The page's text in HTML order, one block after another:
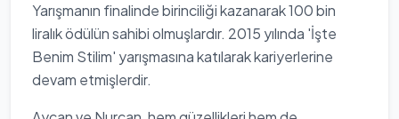
Yarışmanın finalinde birinciliği kazanarak 100 bin
liralık ödülün sahibi olmuşlardır. 2015 yılında 'İşte
Benim Stilim' yarışmasına katılarak kariyerlerine
devam etmişlerdir.